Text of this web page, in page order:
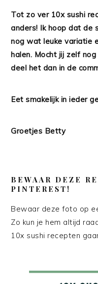
Tot zo ver 10x sushi
anders! Ik hoop dat de
nog wat leuke variatie
halen. Mocht jij zelf
deel het dan in de
Eet smakelijk in ieder
Groetjes Betty
BEWAAR DEZE
PINTEREST!
Bewaar deze foto op
Zo kun je hem altijd
10x sushi recepten